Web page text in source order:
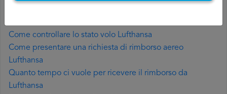
Come controllare lo stato volo Lufthansa
Come presentare una richiesta di rimborso aereo
Lufthansa
Quanto tempo ci vuole per ricevere il rimborso da
Lufthansa